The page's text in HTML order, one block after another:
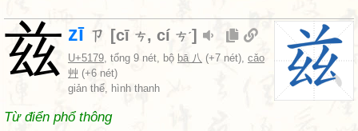
兹 zī ㄗ [cī ㄘ, cí ㄘˊ]
U+5179, tổng 9 nét, bộ bā 八 (+7 nét), cǎo
艸 (+6 nét)
giản thể, hình thanh
Từ điển phổ thông